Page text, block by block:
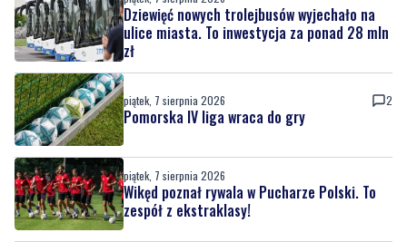
Dziewięć nowych trolejbusów wyjechało na
ulice miasta. To inwestycja za ponad 28 mln
zł
piątek, 7 sierpnia 2026 2
Pomorska IV liga wraca do gry
piątek, 7 sierpnia 2026
Wikęd poznał rywala w Pucharze Polski. To
zespół z ekstraklasy!